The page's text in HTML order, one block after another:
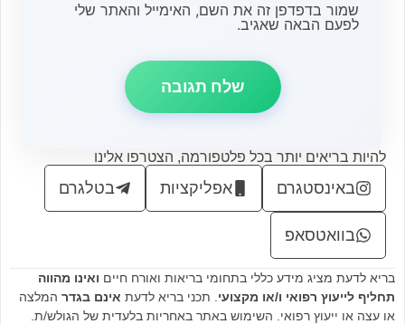
שמור בדפדפן זה את השם, האימייל והאתר שלי
לפעם הבאה שאגיב.
להיות בריאים יותר בכל פלטפורמה, הצטרפו אלינו
באינסטגרם אפליקציות בטלגרם
בוואטסאפ
בריא לדעת מציג מידע כללי בתחומי בריאות ואורח חיים ואינו מהווה
תחליף לייעוץ רפואי ו/או מקצועי . תכני בריא לדעת אינם בגדר המלצה
או עצה או ייעוץ רפואי. השימוש באתר באחריות בלעדית של הגולש/ת.